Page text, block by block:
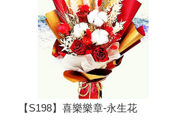
【S198】喜樂樂章-永生花